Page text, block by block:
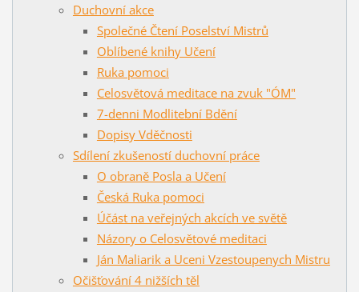
Duchovní akce
Společné Čtení Poselství Mistrů
Oblíbené knihy Učení
Ruka pomoci
Celosvětová meditace na zvuk "ÓM"
7-denni Modlitební Bdění
Dopisy Vděčnosti
Sdílení zkušeností duchovní práce
O obraně Posla a Učení
Česká Ruka pomoci
Účást na veřejných akcích ve světě
Názory o Celosvětové meditaci
Ján Maliarik a Uceni Vzestoupenych Mistru
Očišťování 4 nižších těl